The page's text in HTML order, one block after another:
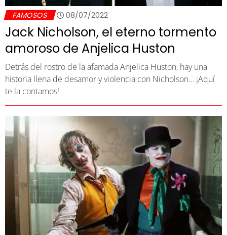
FAMOSOS 08/07/2022
Jack Nicholson, el eterno tormento
amoroso de Anjelica Huston
Detrás del rostro de la afamada Anjelica Huston, hay una
historia llena de desamor y violencia con Nicholson… ¡Aquí
te la contamos!